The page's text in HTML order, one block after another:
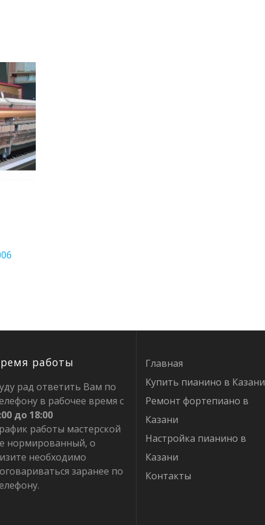
работы
рад ответить Вам по
в рабочее время с
до 18:00
работы мастерской
нормированный, о
необходимо
заранее по
Главная
Купить пианино в Казани
Ремонт фортепиано в
Казани
Настройка пианино в
Казани
Контакты